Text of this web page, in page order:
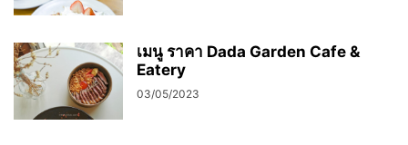
เมนู ราคา Dada Garden Cafe &
Eatery
03/05/2023